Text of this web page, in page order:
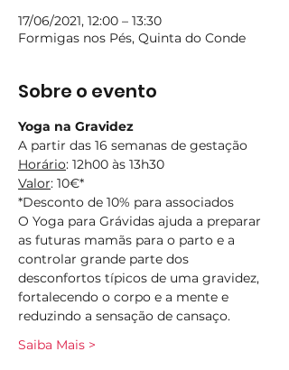
17/06/2021, 12:00 – 13:30
Formigas nos Pés, Quinta do Conde
Sobre o evento
Yoga na Gravidez
A partir das 16 semanas de gestação
Horário: 12h00 às 13h30
Valor: 10€*
*Desconto de 10% para associados
O Yoga para Grávidas ajuda a preparar
as futuras mamãs para o parto e a
controlar grande parte dos
desconfortos típicos de uma gravidez,
fortalecendo o corpo e a mente e
reduzindo a sensação de cansaço.
Saiba Mais >